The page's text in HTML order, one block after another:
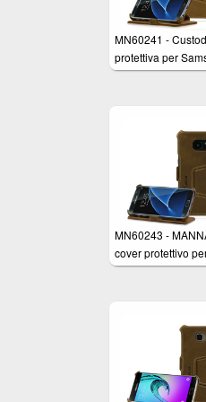
MN60241 -
protettiva per
Galaxy S7 in Vera
MN60243 -
cover protettivo
Samsung Galaxy
funzione Stand